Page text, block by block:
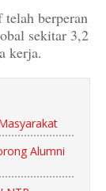
berperan
sekitar 3,2
kerja.
Alumni